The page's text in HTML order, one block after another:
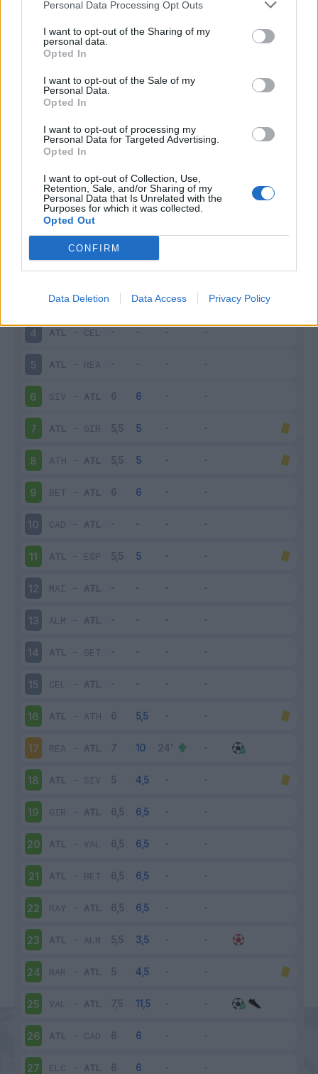
Personal Data Processing Opt Outs
I want to opt-out of the Sharing of my
personal data.
Opted In
I want to opt-out of the Sale of my
Personal Data.
Opted In
I want to opt-out of processing my
Personal Data for Targeted Advertising.
Opted In
I want to opt-out of Collection, Use,
Retention, Sale, and/or Sharing of my
Personal Data that Is Unrelated with the
Purposes for which it was collected.
Opted Out
CONFIRM
Data Deletion Data Access Privacy Policy
7 - 24
Scarica riepilogo
stagionale
Giornata Voto FV Entrato Uscito
1 ATL-VIL
2 VAL-ATL
REA-ATL
4 ATL - CEL
5 ATL - REA
6 SIV - ATL
7 ATL - GIR
8 ATH - ATL
9 BET - ATL
10 CAD - ATL
11 ATL - ESP
12 MAI - ATL
13 ALM - ATL
14 ATL - GET
15 CEL - ATL
16 ATL - ATH
17 REA - ATL
18 ATL - SIV
19 GIR - ATL
20 ATL - VAL
21 ATL - BET
22 RAY - ATL
23 ATL - ALM
24 BAR - ATL
25 VAL - ATL
26 ATL - CAD
27 ELC - ATL